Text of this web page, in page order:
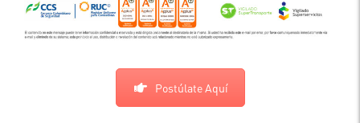
Postúlate Aquí